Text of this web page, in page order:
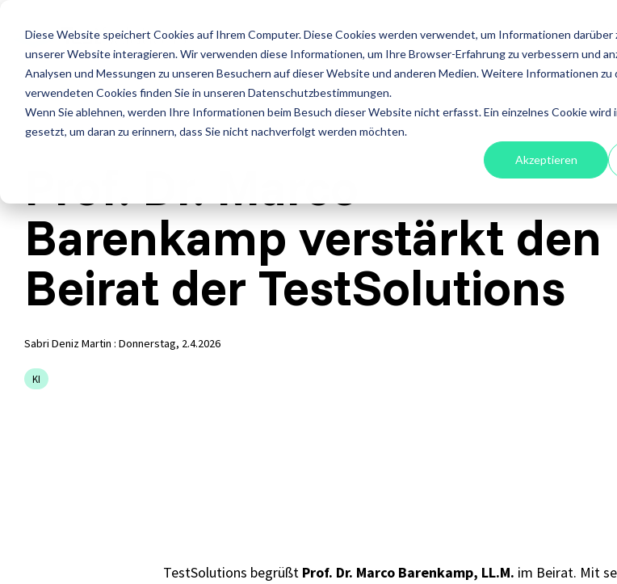
Diese Website speichert Cookies auf Ihrem Computer. Diese Cookies werden verwendet, um Informationen darüber
unserer Website interagieren. Wir verwenden diese Informationen, um Ihre Browser-Erfahrung zu verbessern und
Analysen und Messungen zu unseren Besuchern auf dieser Website und anderen Medien. Weitere Informationen zu
verwendeten Cookies finden Sie in unseren Datenschutzbestimmungen.
Wenn Sie ablehnen, werden Ihre Informationen beim Besuch dieser Website nicht erfasst. Ein einzelnes Cookie wird
gesetzt, um daran zu erinnern, dass Sie nicht nachverfolgt werden möchten.
Akzeptieren
main
content.
LEISTUNGEN
Leistungen
Alle anzeigen
Agiles Testen
API Testing
Last- und Performance
Nutzerabnahmetest / UAT
Offshore Test Center
Leistungen
Penetration Testing
Standardsoftware
Test Factory Services
Testautomatisierung
FOKUS ACADEMY
ISTQB Certified Tester
AI Testing
Testing with GenAI
Test Analyst
IREB Certified Professional
for Requirements
Engineering
RE@Agile Primer
Qualification
AI Essentials
AI Foundation
Prof. Dr. Marco
Barenkamp verstärkt den
Beirat der TestSolutions
Sabri Deniz Martin : Donnerstag, 2.4.2026
KI
TestSolutions begrüßt Prof. Dr. Marco Barenkamp, LL.M. im Beirat. Mit